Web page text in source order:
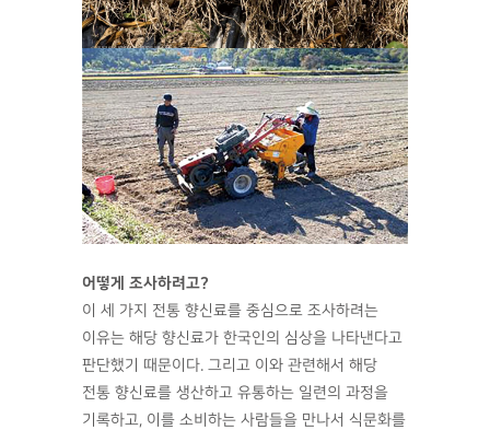
어떻게 조사하려고?
이 세 가지 전통 향신료를 중심으로 조사하려는
이유는 해당 향신료가 한국인의 심상을 나타낸다고
판단했기 때문이다. 그리고 이와 관련해서 해당
전통 향신료를 생산하고 유통하는 일련의 과정을
기록하고, 이를 소비하는 사람들을 만나서 식문화를